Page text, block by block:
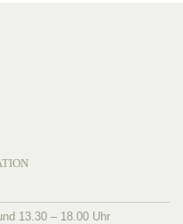
13.30 – 18.00 Uhr